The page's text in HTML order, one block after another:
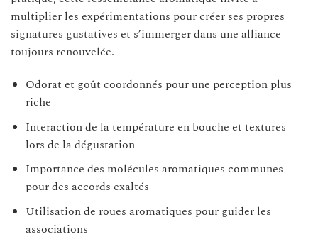
multiplier les expérimentations pour créer ses propres
signatures gustatives et s’immerger dans une alliance
toujours renouvelée.
Odorat et goût coordonnés pour une perception plus
riche
Interaction de la température en bouche et textures
lors de la dégustation
Importance des molécules aromatiques communes
pour des accords exaltés
Utilisation de roues aromatiques pour guider les
associations